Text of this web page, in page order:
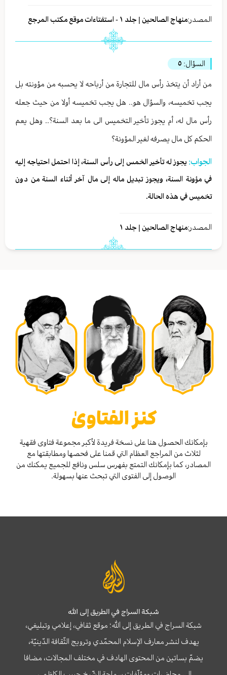
المصدر:منهاج الصالحين | جلد ١ - استفتاءات موقع مكتب المرجع
السؤال: ٥
من أراد أن يتخذ رأس مال للتجارة من أرباحه لا يحسبه من مؤونته بل
يجب تخميسه، والسؤال هو.. هل يجب تخميسه أولا من حيث جعله
رأس مال له، أم يجوز تأخير التخميس الى ما بعد السنة؟.. وهل يعم
الحكم كل مال يصرفه لغير المؤونة؟
الجواب: يجوز له تأخير الخمس إلى رأس السنة، إذا احتمل احتياجه إليه
في مؤونة السنة، ويجوز تبديل ماله إلى مال آخر أثناء السنة من دون
تخميس في هذه الحالة.
المصدر:منهاج الصالحين | جلد ١
كنز الفتاوىٰ
بإمكانك الحصول هنا على نسخة فريدة لأكبر مجموعة فتاوى فقهية
لثلاث من المراجع العظام التي قمنا على فحصها ومطابقتها مع
المصادر، كما بإمكانك التمتع بفهرس سلس ونافع للجميع يمكنك من
الوصول إلى الفتوى التي تبحث عنها بسهولة.
شبكة السراج في الطريق إلى الله
شبكة السراج في الطريق إلى الله؛ موقع ثقافي، إعلامي وتبليغي،
يهدف لنشر معارف الإسلام المحمّدي وترويج الثّقافة الدّينيّة،
يضمّ بساتين من المحتوى الهادف في مختلف المجالات، مضافا